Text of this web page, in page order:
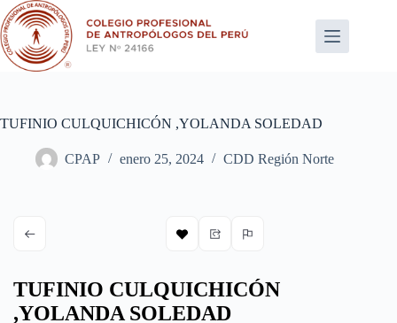
Saltar
al
contenido
TUFINIO CULQUICHICÓN ,YOLANDA SOLEDAD
CPAP enero 25, 2024 CDD Región Norte
TUFINIO CULQUICHICÓN
,YOLANDA SOLEDAD